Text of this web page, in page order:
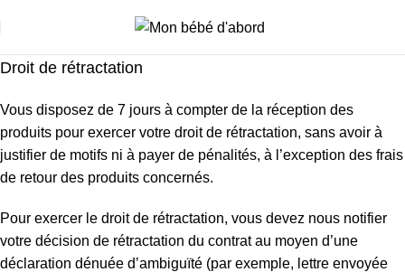
Droit de rétractation
Vous disposez de 7 jours à compter de la réception des
produits pour exercer votre droit de rétractation, sans avoir à
justifier de motifs ni à payer de pénalités, à l’exception des frais
de retour des produits concernés.
Pour exercer le droit de rétractation, vous devez nous notifier
votre décision de rétractation du contrat au moyen d’une
déclaration dénuée d’ambiguïté (par exemple, lettre envoyée